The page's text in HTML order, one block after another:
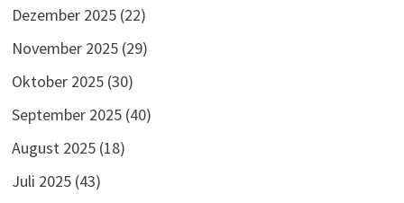
Dezember 2025 (22)
November 2025 (29)
Oktober 2025 (30)
September 2025 (40)
August 2025 (18)
Juli 2025 (43)